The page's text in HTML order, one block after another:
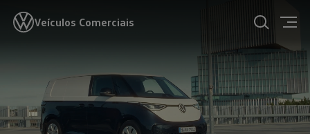
Veículos Comerciais